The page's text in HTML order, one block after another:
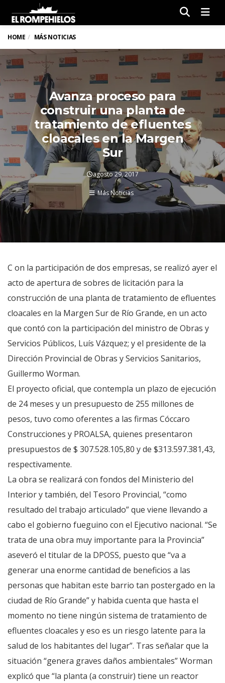
HOME MÁS NOTICIAS
Avanza proceso para
construir una planta de
tratamiento de efluentes
cloacales en la Margen
Sur
agosto 29, 2017
Más Noticias
C on la participación de dos empresas, se realizó ayer el
acto de apertura de sobres de licitación para la
construcción de una planta de tratamiento de efluentes
cloacales en la Margen Sur de Río Grande, en un acto
que contó con la participación del ministro de Obras y
Servicios Públicos, Luís Vázquez; y el presidente de la
Dirección Provincial de Obras y Servicios Sanitarios,
Guillermo Worman.
El proyecto oficial, que contempla un plazo de ejecución
de 24 meses y un presupuesto de 255 millones de
pesos, tuvo como oferentes a las firmas Cóccaro
Construcciones y PROALSA, quienes presentaron
presupuestos de $ 307.528.105,80 y de $313.597.381,43,
respectivamente.
La obra se realizará con fondos del Ministerio del
Interior y también, del Tesoro Provincial, “como
resultado del trabajo articulado” que viene llevando a
cabo el gobierno fueguino con el Ejecutivo nacional. “Se
trata de una obra muy importante para la Provincia”
aseveró el titular de la DPOSS, puesto que “va a
generar una enorme cantidad de beneficios a las
personas que habitan este barrio tan postergado en la
ciudad de Río Grande” y habida cuenta que hasta el
momento no tiene ningún sistema de tratamiento de
efluentes cloacales y eso es un riesgo latente para la
salud de los habitantes del lugar”. Tras señalar que la
situación “genera graves daños ambientales” Worman
explicó que “la planta (a construir) tiene un reactor